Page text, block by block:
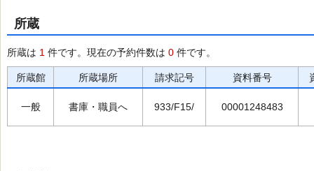
所蔵
所蔵は 1 件です。現在の予約件数は 0 件です。
所蔵館 所蔵場所 請求記号 資料番号
一般 書庫・職員へ 933/F15/ 00001248483